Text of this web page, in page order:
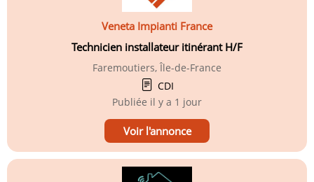
Veneta Impianti France
Technicien installateur itinérant H/F
Faremoutiers, Île-de-France
CDI
Publiée il y a 1 jour
Voir l'annonce